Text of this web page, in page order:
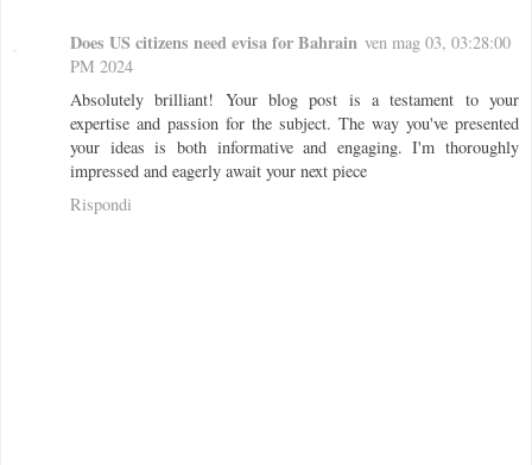
Does US citizens need evisa for Bahrain ven mag 03, 03:28:00
PM 2024
Absolutely brilliant! Your blog post is a testament to your
expertise and passion for the subject. The way you've presented
your ideas is both informative and engaging. I'm thoroughly
impressed and eagerly await your next piece
Rispondi